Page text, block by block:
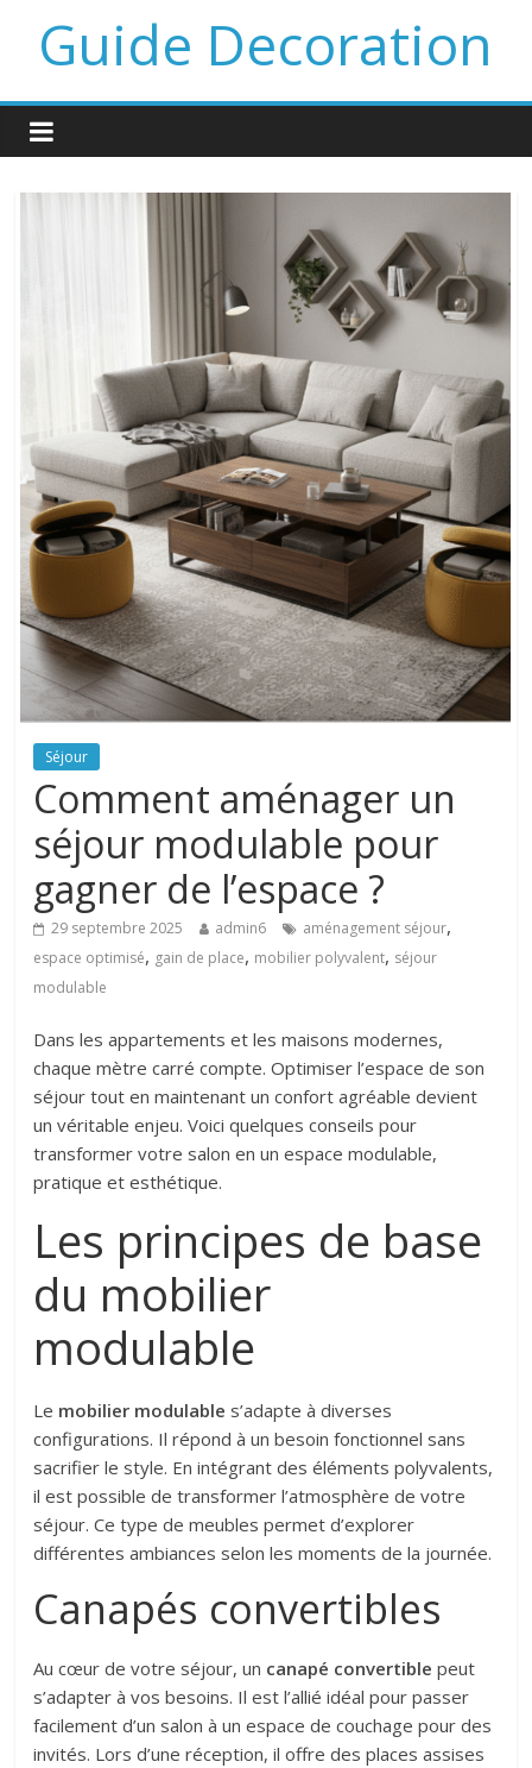
Guide Decoration
Séjour
Comment aménager un
séjour modulable pour
gagner de l’espace ?
29 septembre 2025 admin6 aménagement séjour,
espace optimisé, gain de place, mobilier polyvalent, séjour
modulable
Dans les appartements et les maisons modernes,
chaque mètre carré compte. Optimiser l’espace de son
séjour tout en maintenant un confort agréable devient
un véritable enjeu. Voici quelques conseils pour
transformer votre salon en un espace modulable,
pratique et esthétique.
Les principes de base
du mobilier
modulable
Le mobilier modulable s’adapte à diverses
configurations. Il répond à un besoin fonctionnel sans
sacrifier le style. En intégrant des éléments polyvalents,
il est possible de transformer l’atmosphère de votre
séjour. Ce type de meubles permet d’explorer
différentes ambiances selon les moments de la journée.
Canapés convertibles
Au cœur de votre séjour, un canapé convertible peut
s’adapter à vos besoins. Il est l’allié idéal pour passer
facilement d’un salon à un espace de couchage pour des
invités. Lors d’une réception, il offre des places assises